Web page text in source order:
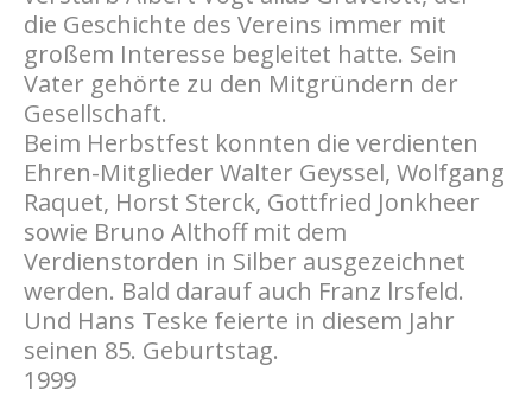
die Geschichte des Vereins immer mit
großem Interesse begleitet hatte. Sein
Vater gehörte zu den Mitgründern der
Gesellschaft.
Beim Herbstfest konnten die verdienten
Ehren-Mitglieder Walter Geyssel, Wolfgang
Raquet, Horst Sterck, Gottfried Jonkheer
sowie Bruno Althoff mit dem
Verdienstorden in Silber ausgezeichnet
werden. Bald darauf auch Franz lrsfeld.
Und Hans Teske feierte in diesem Jahr
seinen 85. Geburtstag.
1999